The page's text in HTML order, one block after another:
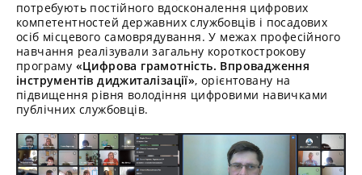
потребують постійного вдосконалення цифрових
компетентностей державних службовців і посадових
осіб місцевого самоврядування. У межах професійного
навчання реалізували загальну короткострокову
програму «Цифрова грамотність. Впровадження
інструментів диджиталізації», орієнтовану на
підвищення рівня володіння цифровими навичками
публічних службовців.